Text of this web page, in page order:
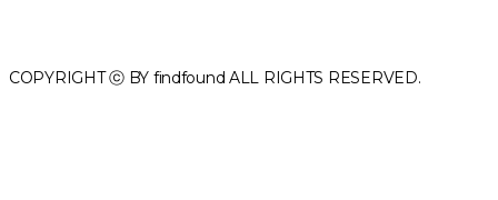
COPYRIGHT ⓒ BY findfound ALL RIGHTS RESERVED.